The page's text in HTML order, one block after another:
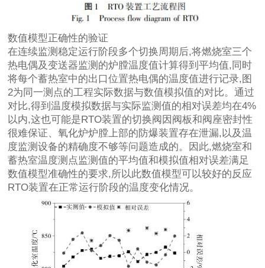
数值模型正确性的验证
在连续监测稳定运行阶段多个切换周期后,将燃烧室三个
热电偶及变送器监测的炉膛温度值计算得到平均值,同时
将每个蓄热室中的出口位置热电偶的温度值进行记录,图
2为同一测点的工程实际数据与数值模拟值的对比。通过
对比,得到温度模拟数据与实际监测值的相对误差均在4%
以内,这也可能是RTO装置的切换阀因阀板和阀座密封性
很难保证、氧化炉炉膛上部的防爆装置存在泄漏,以及温
度监测设备的精确度不够等问题造成的。因此,燃烧室和
蓄热室温度测点监测值的平均值和模拟值相对误差满足
数值模型准确性的要求,所以此数值模型可以较好的反应
RTO装置在正常运行阶段的温度变化情况。